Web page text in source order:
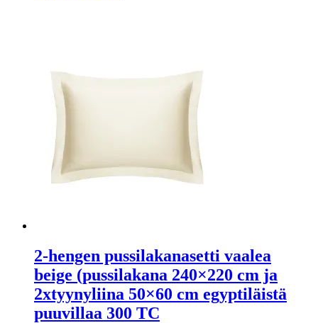
2-hengen pussilakanasetti vaalea
beige (pussilakana 240×220 cm ja
2xtyynyliina 50×60 cm egyptiläistä
puuvillaa 300 TC